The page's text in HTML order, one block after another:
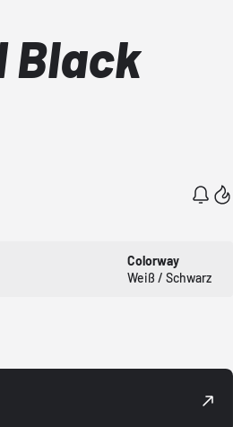
Black
Colorway
Weiß / Schwarz